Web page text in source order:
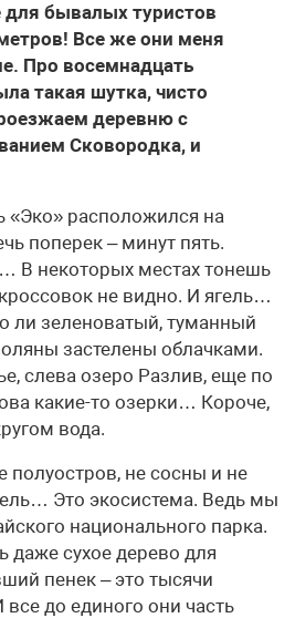
бывалых туристов
Все же они меня
Про восемнадцать
такая шутка, чисто
деревню с
Сковородка, и
«Эко» расположился на
поперек – минут пять.
В некоторых местах тонешь
не видно. И ягель…
ли зеленоватый, туманный
застелены облачками.
слева озеро Разлив, еще по
какие-то озерки… Короче,
вода.
полуостров, не сосны и не
Это экосистема. Ведь мы
национального парка.
даже сухое дерево для
пенек – это тысячи
до единого они часть